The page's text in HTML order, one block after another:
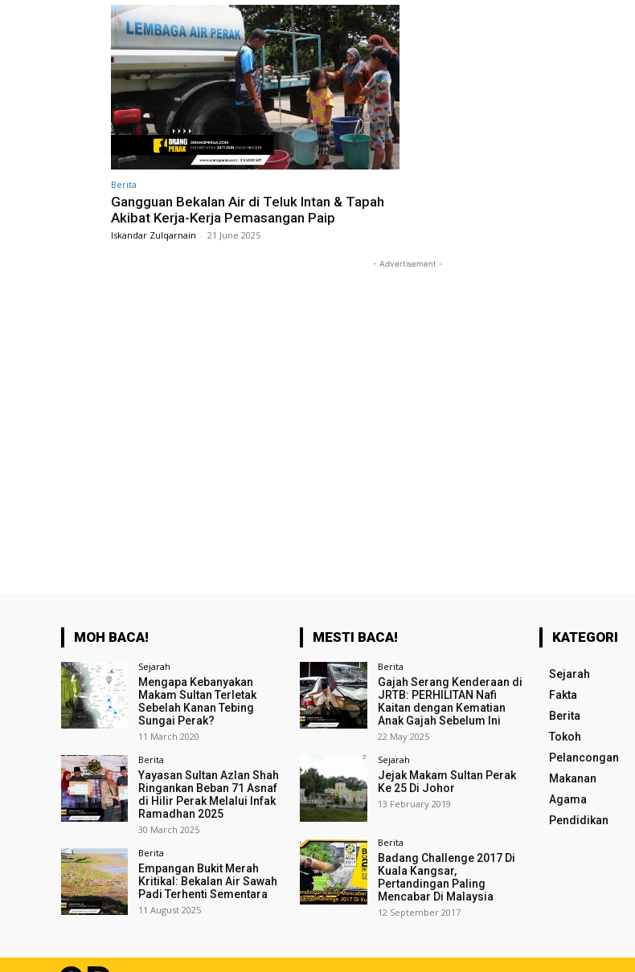
Berita
Gangguan Bekalan Air di Teluk Intan & Tapah
Akibat Kerja-Kerja Pemasangan Paip
Iskandar Zulqarnain - 21 June 2025
- Advertisement -
MOH BACA!
Sejarah
Mengapa Kebanyakan
Makam Sultan Terletak
Sebelah Kanan Tebing
Sungai Perak?
11 March 2020
Berita
Yayasan Sultan Azlan Shah
Ringankan Beban 71 Asnaf
di Hilir Perak Melalui Infak
Ramadhan 2025
30 March 2025
Berita
Empangan Bukit Merah
Kritikal: Bekalan Air Sawah
Padi Terhenti Sementara
11 August 2025
MESTI BACA!
Berita
Gajah Serang Kenderaan di
JRTB: PERHILITAN Nafi
Kaitan dengan Kematian
Anak Gajah Sebelum Ini
22 May 2025
Sejarah
Jejak Makam Sultan Perak
Ke 25 Di Johor
13 February 2019
Berita
Badang Challenge 2017 Di
Kuala Kangsar,
Pertandingan Paling
Mencabar Di Malaysia
12 September 2017
KATEGORI
Sejarah
Fakta
Berita
Tokoh
Pelancongan
Makanan
Agama
Pendidikan